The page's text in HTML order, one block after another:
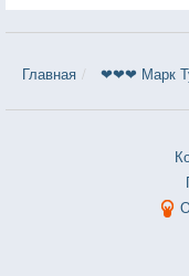
Главная ❤❤❤ Марк